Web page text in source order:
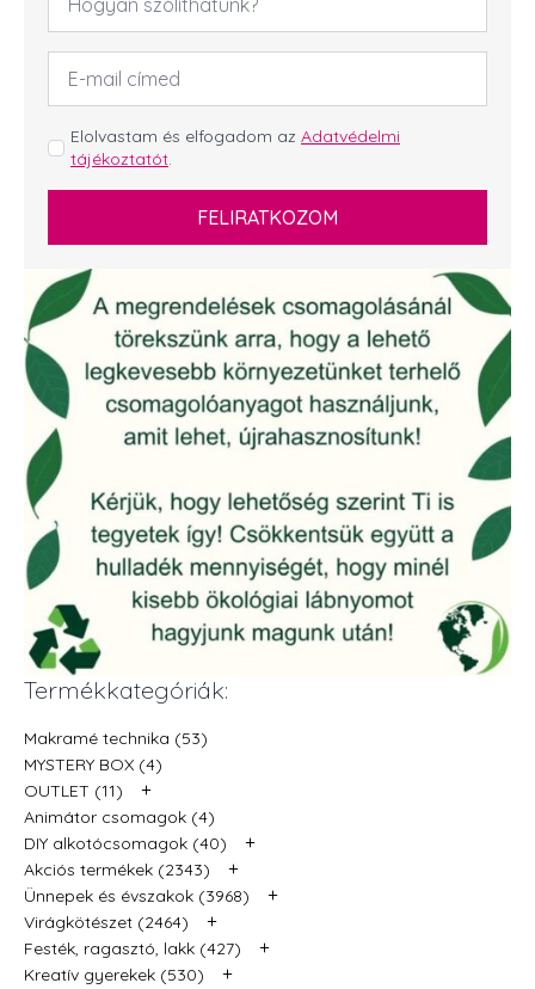
Email
cím
GDPR
*
Elolvastam és elfogadom az Adatvédelmi
tájékoztatót
FELIRATKOZOM
Termékkategóriák:
Makramé technika (53)
MYSTERY BOX (4)
OUTLET (11)
+
Animátor csomagok (4)
DIY alkotócsomagok (40)
+
Akciós termékek (2343) +
Ünnepek és évszakok (3968) +
Virágkötészet (2464) +
Festék, ragasztó, lakk (427) +
Kreatív gyerekek (530) +